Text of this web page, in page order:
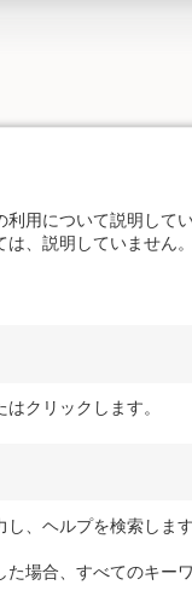
用について説明してい
、説明していません。
クリックします。
、ヘルプを検索します
場合、すべてのキー